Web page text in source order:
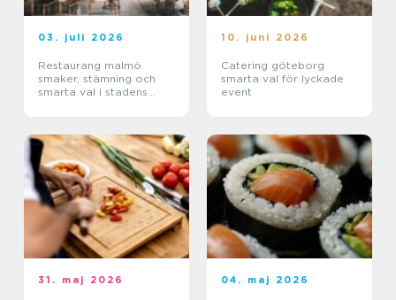
03. juli 2026
Restaurang malmö
smaker, stämning och
smarta val i stadens
10. juni 2026
Catering göteborg
smarta val för lyckade
event
31. maj 2026 04. maj 2026